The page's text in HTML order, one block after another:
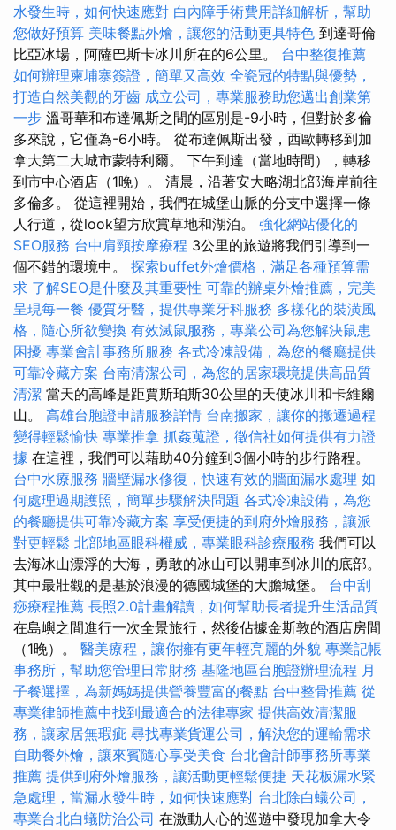
水發生時，如何快速應對 白內障手術費用詳細解析，幫助
您做好預算 美味餐點外燴，讓您的活動更具特色 到達哥倫
比亞冰場，阿薩巴斯卡冰川所在的6公里。 台中整復推薦
如何辦理柬埔寨簽證，簡單又高效 全瓷冠的特點與優勢，
打造自然美觀的牙齒 成立公司，專業服務助您邁出創業第
一步 溫哥華和布達佩斯之間的區別是-9小時，但對於多倫
多來說，它僅為-6小時。 從布達佩斯出發，西歐轉移到加
拿大第二大城市蒙特利爾。 下午到達（當地時間），轉移
到市中心酒店（1晚）。 清晨，沿著安大略湖北部海岸前往
多倫多。 從這裡開始，我們在城堡山脈的分支中選擇一條
人行道，從look望方欣賞草地和湖泊。 強化網站優化的
SEO服務 台中肩頸按摩療程 3公里的旅遊將我們引導到一
個不錯的環境中。 探索buffet外燴價格，滿足各種預算需
求 了解SEO是什麼及其重要性 可靠的辦桌外燴推薦，完美
呈現每一餐 優質牙醫，提供專業牙科服務 多樣化的裝潢風
格，隨心所欲變換 有效滅鼠服務，專業公司為您解決鼠患
困擾 專業會計事務所服務 各式冷凍設備，為您的餐廳提供
可靠冷藏方案 台南清潔公司，為您的居家環境提供高品質
清潔 當天的高峰是距賈斯珀斯30公里的天使冰川和卡維爾
山。 高雄台胞證申請服務詳情 台南搬家，讓你的搬遷過程
變得輕鬆愉快 專業推拿 抓姦蒐證，徵信社如何提供有力證
據 在這裡，我們可以藉助40分鐘到3個小時的步行路程。
台中水療服務 牆壁漏水修復，快速有效的牆面漏水處理 如
何處理過期護照，簡單步驟解決問題 各式冷凍設備，為您
的餐廳提供可靠冷藏方案 享受便捷的到府外燴服務，讓派
對更輕鬆 北部地區眼科權威，專業眼科診療服務 我們可以
去海冰山漂浮的大海，勇敢的冰山可以開車到冰川的底部。
其中最壯觀的是基於浪漫的德國城堡的大膽城堡。 台中刮
痧療程推薦 長照2.0計畫解讀，如何幫助長者提升生活品質
在島嶼之間進行一次全景旅行，然後佔據金斯敦的酒店房間
（1晚）。 醫美療程，讓你擁有更年輕亮麗的外貌 專業記帳
事務所，幫助您管理日常財務 基隆地區台胞證辦理流程 月
子餐選擇，為新媽媽提供營養豐富的餐點 台中整骨推薦 從
專業律師推薦中找到最適合的法律專家 提供高效清潔服
務，讓家居無瑕疵 尋找專業貨運公司，解決您的運輸需求
自助餐外燴，讓來賓隨心享受美食 台北會計師事務所專業
推薦 提供到府外燴服務，讓活動更輕鬆便捷 天花板漏水緊
急處理，當漏水發生時，如何快速應對 台北除白蟻公司，
專業台北白蟻防治公司 在激動人心的巡遊中發現加拿大令